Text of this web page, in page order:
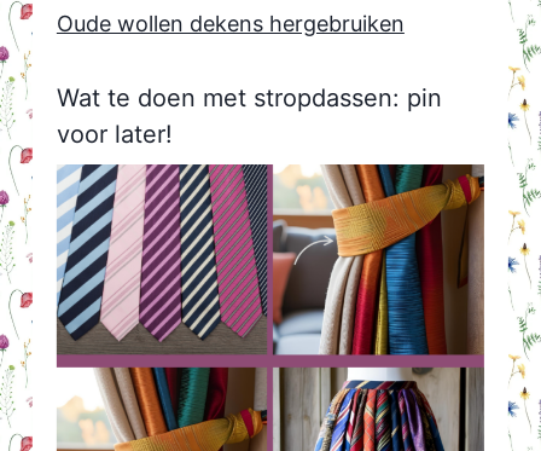
Oude wollen dekens hergebruiken
Wat te doen met stropdassen: pin
voor later!